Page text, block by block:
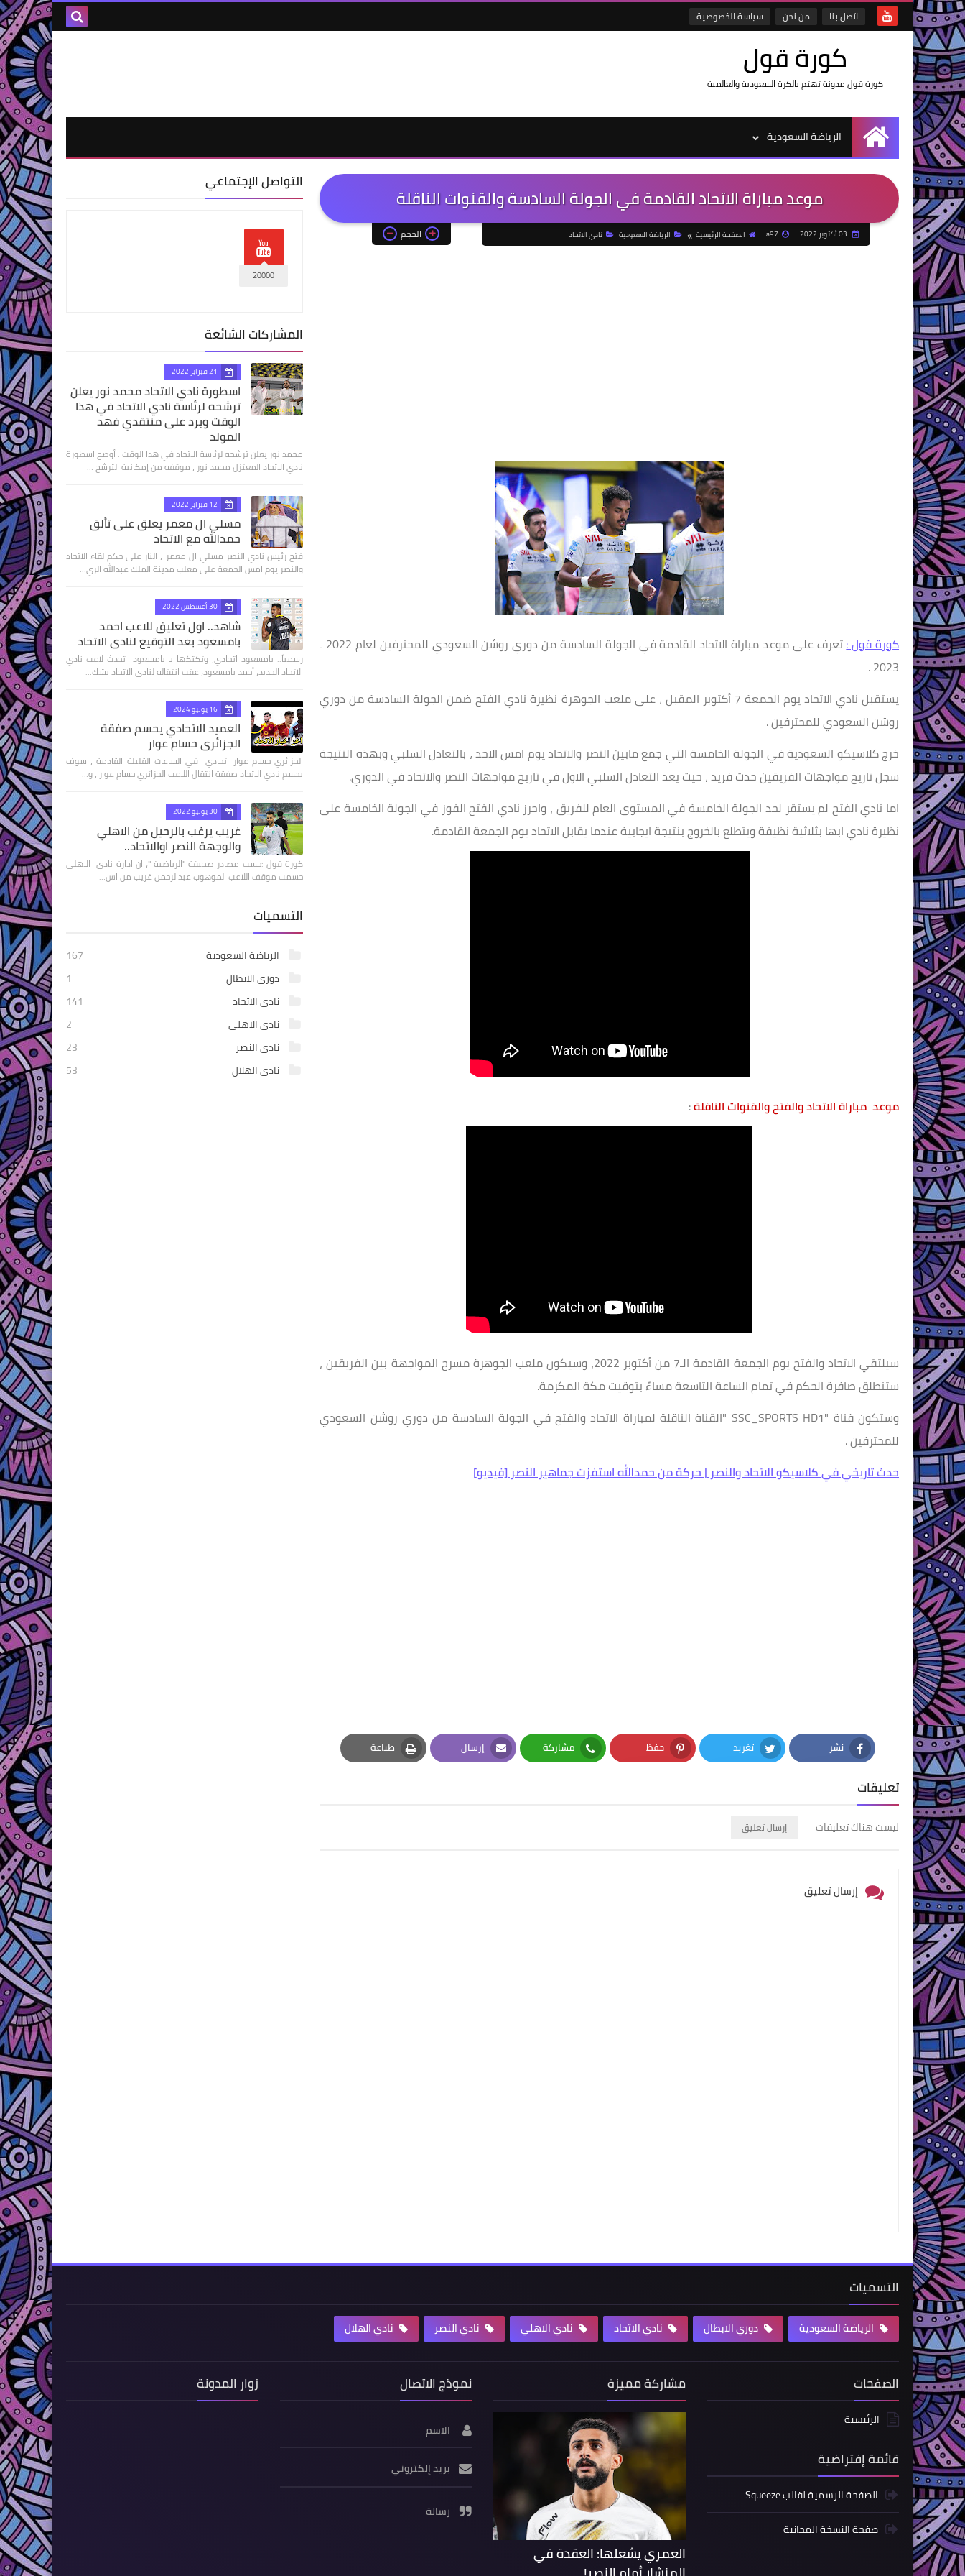
اتصل بنا من نحن سياسة الخصوصية
كورة قول
كورة قول مدونة تهتم بالكرة السعودية والعالمية
الرئيسية
الرياضة السعودية
موعد مباراة الاتحاد القادمة في الجولة السادسة والقنوات الناقلة
a97 الصفحة الرئيسية الرياضة السعودية نادي الاتحاد الحجم
كورة قول :
تعرف على موعد مباراة الاتحاد القادمة في الجولة السادسة من دوري روشن السعودي للمحترفين لعام 2022 ـ
2023 .
يستقبل نادي الاتحاد يوم الجمعة 7 أكتوبر المقبل ، على ملعب الجوهرة نظيرة نادي الفتح ضمن الجولة السادسة من دوري
روشن السعودي للمحترفين .
خرج كلاسيكو السعودية في الجولة الخامسة التي جمع مابين النصر والاتحاد يوم امس الاحد ، بالتعادل السلبي وبهذه النتيجة
سجل تاريخ مواجهات الفريقين حدث فريد ، حيث يعد التعادل السلبي الاول في تاريخ مواجهات النصر والاتحاد في الدوري.
اما نادي الفتح لم يستقر لحد الجولة الخامسة في المستوى العام للفريق ، واحرز نادي الفتح الفوز في الجولة الخامسة على
نظيرة نادي ابها بثلاثية نظيفة ويتطلع بالخروج بنتيجة ايجابية عندما يقابل الاتحاد يوم الجمعة القادمة.
موعد مباراة الاتحاد والفتح والقنوات الناقلة:
سيلتقي الاتحاد والفتح يوم الجمعة القادمة الـ7 من أكتوبر 2022، وسيكون ملعب الجوهرة مسرح المواجهة بين الفريقين ،
ستنطلق صافرة الحكم في تمام الساعة التاسعة مساءً بتوقيت مكة المكرمة.
وستكون قناة "SSC_SPORTS HD1 "القناة الناقلة لمباراة الاتحاد والفتح في الجولة السادسة من دوري روشن السعودي
للمحترفين .
حدث تاريخي في كلاسيكو الاتحاد والنصر | حركة من حمدالله استفزت جماهير النصر [فيديو]
نشر
Facebook
تغريد
Twitter
حفظ
Pinterest
مشاركة
Whatsapp
إرسال
Email
طباعة
Print
تعليقات
ليست هناك تعليقات إرسال تعليق
إرسال تعليق
التواصل الإجتماعي
20000
المشاركات الشائعة
21 فبراير 2022
اسطورة نادي الاتحاد محمد نور يعلن
ترشحه لرئاسة نادي الاتحاد في هذا
الوقت ويرد على منتقدي فهد
المولد
محمد نور يعلن ترشحه لرئاسة الاتحاد في هذا الوقت : أوضح اسطورة
نادي الاتحاد المعتزل محمد نور ، موقفه من إمكانية الترشح …
12 فبراير 2022
مسلي ال معمر يعلق على تألق
حمدالله مع الاتحاد
فتح رئيس نادي النصر مسلي آل معمر ، النار على حكم لقاء الاتحاد
والنصر يوم امس الجمعة على معلب مدينة الملك عبدالله الري…
30 أغسطس 2022
شاهد.. اول تعليق للاعب احمد
بامسعود بعد التوقيع لنادي الاتحاد
رسمياً.. بامسعود اتحادي، وتكتكها يا بامسعود تحدث لاعب نادي
الاتحاد الجديد، أحمد بامسعود، عقب انتقاله لنادي الاتحاد بشك…
16 يوليو 2024
العميد الاتحادي يحسم صفقة
الجزائري حسام عوار
الجزائري حسام عوار اتحادي في الساعات القليلة القادمة ، سوف
يحسم نادي الاتحاد صفقة انتقال اللاعب الجزائري حسام عوار ، و…
30 يوليو 2022
غريب يرغب بالرحيل من الاهلي
والوجهة النصر اوالاتحاد..
كورة قول :حسب مصادر صحيفة "الرياضية "، ان ادارة نادي الاهلي
حسمت موقف اللاعب الموهوب عبدالرحمن غريب من اس…
التسميات
الرياضة السعودية
167
دوري الابطال
1
نادي الاتحاد
141
نادي الاهلي
2
نادي النصر
23
نادي الهلال
53
التسميات
الرياضة السعودية دوري الابطال نادي الاتحاد نادي الاهلي نادي النصر نادي الهلال
الصفحات
الرئيسية
قائمة إفتراضية
الصفحة الرسمية لقالب Squeeze
صفحة النسخة المجانية
مشاركة مميزة
العمري يشعلها: العقدة في
نموذج الاتصال
الاسم
بريد إلكتروني
رسالة
زوار المدونة